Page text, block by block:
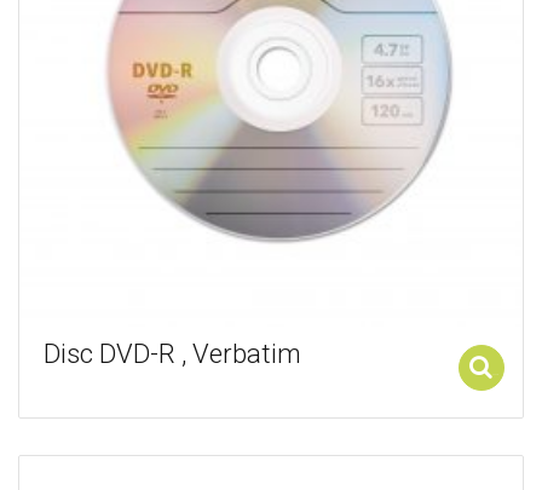
Disc DVD-R , Verbatim